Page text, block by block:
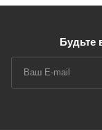
Будьте